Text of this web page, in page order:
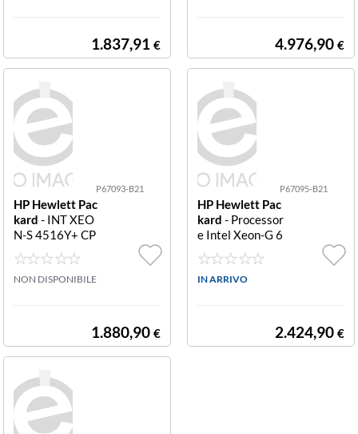
1.837,91 € 4.976,90 €
P67093-B21
HP Hewlett Pac
kard - INT XEO
N-S 4516Y+ CP
U FOR HPE P67
093-B21 INT X
eon-S 4516Y+ C
NON DISPONIBILE
1.880,90 €
P67095-B21
HP Hewlett Pac
kard - Processor
e Intel Xeon-G 6
530 P67095-B2
1 INT XEON-G
6530 CPU FOR
IN ARRIVO
2.424,90 €